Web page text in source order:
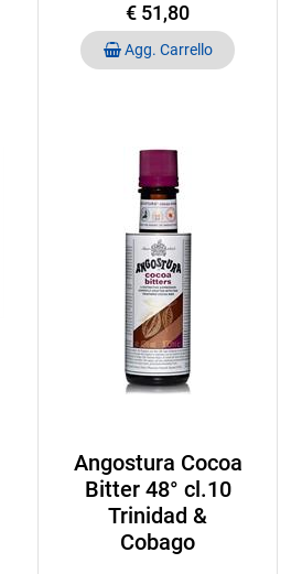
€ 51,80
Quantità
Agg. Carrello
Angostura Cocoa
Bitter 48° cl.10
Trinidad &
Cobago